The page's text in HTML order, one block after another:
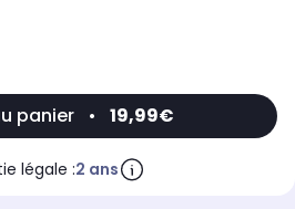
panier • 19,99€
légale :2 ans